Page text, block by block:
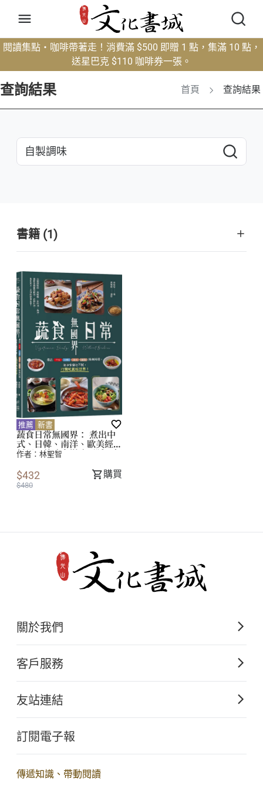
閱讀集點・咖啡帶著走！消費滿 $500 即贈 1 點，集滿 10 點，
送星巴克 $110 咖啡券一張。
查詢結果 首頁 查詢結果
書籍 (1)
推薦 新書
蔬食日常無國界： 煮出中
式、日韓、南洋、歐美經典
料理，美味多變吃不膩，打
作者： 林聖智
$432
$480
購買
關於我們
佛光山文化出版的起源
關於文化出版
客戶服務
購書須知
大量團購
查詢訂單
友站連結
佛光山全球資訊網
訂閱電子報
傳遞知識、帶動閱讀